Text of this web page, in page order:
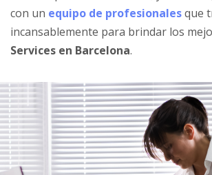
con un equipo de profesionalesque
incansablemente para brindar los
Services en Barcelona.